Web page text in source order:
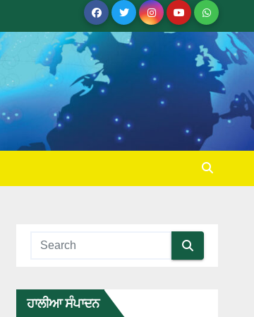
ਹਾਲੀਆ ਸੰਪਾਦਨ